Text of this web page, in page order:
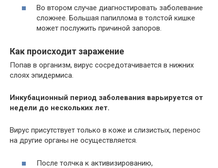
Во втором случае диагностировать заболевание
сложнее. Большая папиллома в толстой кишке
может послужить причиной запоров.
Как происходит заражение
Попав в организм, вирус сосредотачивается в нижних
слоях эпидермиса.
Инкубационный период заболевания варьируется от
недели до нескольких лет.
Вирус присутствует только в коже и слизистых, перенос
на другие органы не осуществляется.
После толчка к активизированию,